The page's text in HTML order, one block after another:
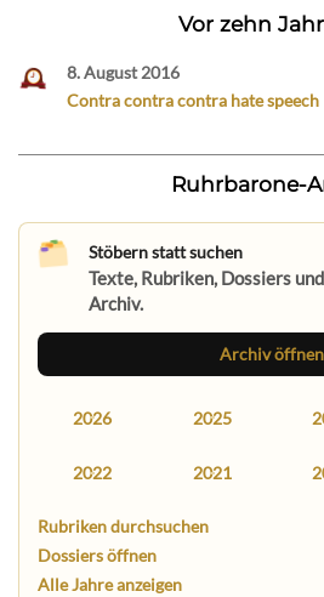
Vor zehn
8. August 2016
Contra contra contra hate speech
Ruhrbarone-
Stöbern statt suchen
Texte, Rubriken, Dossiers
Archiv.
Archiv öffnen
2026 2025
2022 2021
Rubriken durchsuchen
Dossiers öffnen
Alle Jahre anzeigen